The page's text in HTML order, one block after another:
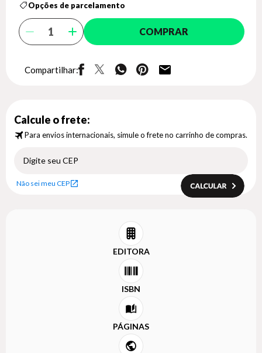
Opções de parcelamento
COMPRAR
Compartilhar:
Calcule o frete:
Para envios internacionais, simule o frete no carrinho de compras.
Não sei meu CEP
EDITORA
ISBN
PÁGINAS